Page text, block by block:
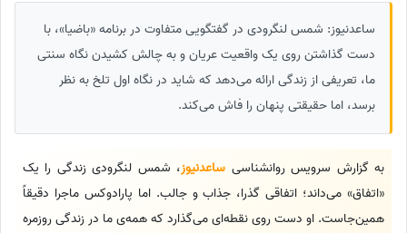
ساعدنیوز: شمس لنگرودی در گفتگویی متفاوت در برنامه «باضیا»، با
دست گذاشتن روی یک واقعیت عریان و به چالش کشیدن نگاه سنتی
ما، تعریفی از زندگی ارائه می‌دهد که شاید در نگاه اول تلخ به نظر
برسد، اما حقیقتی پنهان را فاش می‌کند.
به گزارش سرویس روانشناسی ساعدنیوز، شمس لنگرودی زندگی را یک
«اتفاق» می‌داند؛ اتفاقی گذرا، جذاب و جالب. اما پارادوکس ماجرا دقیقاً
همین‌جاست. او دست روی نقطه‌ای می‌گذارد که همه‌ی ما در زندگی روزمره